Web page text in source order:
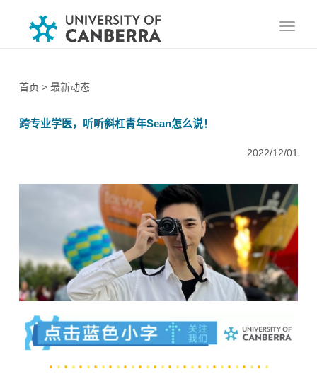
首页 > 最新动态
跨专业学医，听听斜杠青年Sean怎么说！
2022/12/01